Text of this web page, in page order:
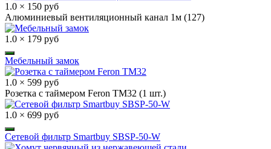
1.0 × 150 руб
Алюминиевый вентиляционный канал 1м (127)
1.0 × 179 руб
Мебельный замок
1.0 × 599 руб
Розетка с таймером Feron TM32 (1 шт.)
1.0 × 699 руб
Сетевой фильтр Smartbuy SBSP-50-W